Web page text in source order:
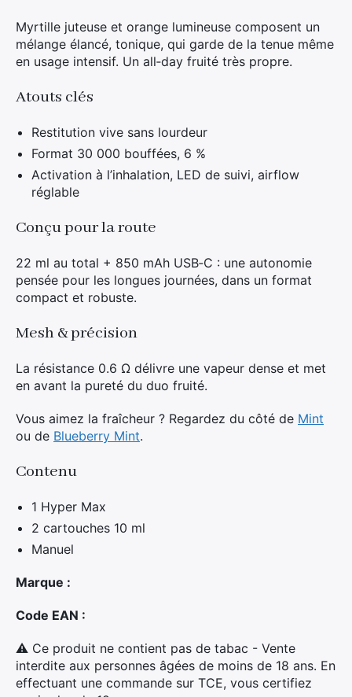
Myrtille juteuse et orange lumineuse composent un
mélange élancé, tonique, qui garde de la tenue même
en usage intensif. Un all‑day fruité très propre.
Atouts clés
Restitution vive sans lourdeur
Format 30 000 bouffées, 6 %
Activation à l’inhalation, LED de suivi, airflow
réglable
Conçu pour la route
22 ml au total + 850 mAh USB‑C : une autonomie
pensée pour les longues journées, dans un format
compact et robuste.
Mesh & précision
La résistance 0.6 Ω délivre une vapeur dense et met
en avant la pureté du duo fruité.
Vous aimez la fraîcheur ? Regardez du côté de Mint
ou de Blueberry Mint.
Contenu
1 Hyper Max
2 cartouches 10 ml
Manuel
Marque :
Code EAN :
⚠ Ce produit ne contient pas de tabac - Vente
interdite aux personnes âgées de moins de 18 ans. En
effectuant une commande sur TCE, vous certifiez